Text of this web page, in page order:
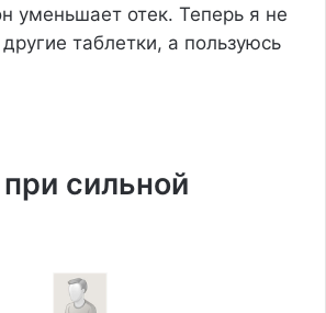
уменьшает отек. Теперь я не
таблетки, а пользуюсь
сильной